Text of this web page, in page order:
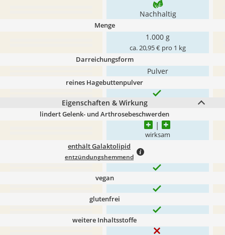
Nachhaltig
Menge
1.000 g
ca. 20,95 € pro 1 kg
Darreichungsform
Pulver
reines Hagebuttenpulver
Eigenschaften & Wirkung
lindert Gelenk- und Arthrosebeschwerden
wirksam
enthält Galaktolipid
entzündungshemmend
vegan
glutenfrei
weitere Inhaltsstoffe